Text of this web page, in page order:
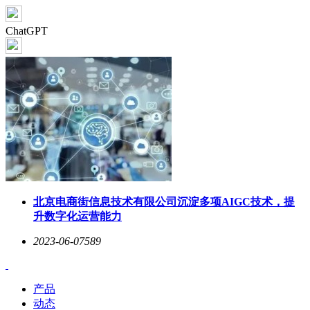
ChatGPT
北京电商街信息技术有限公司沉淀多项AIGC技术，提
升数字化运营能力
2023-06-07589
产品
动态